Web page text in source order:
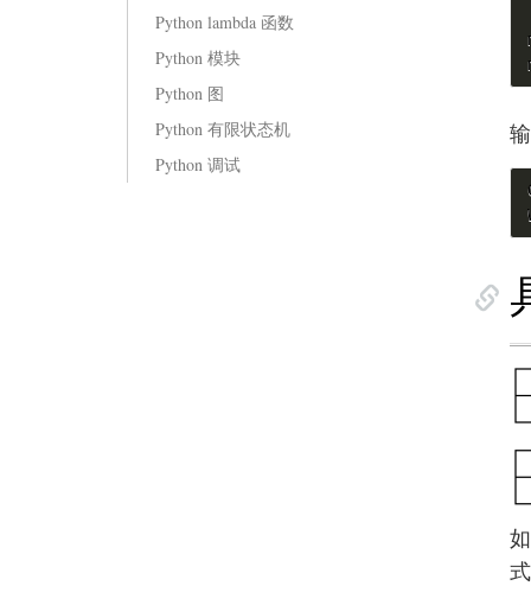
Python lambda 函数
Python 模块
Python 图
Python 有限状态机
Python 调试